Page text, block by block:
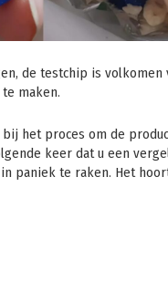
de testchip is
maken.
het proces om de
keer dat u een
paniek te raken. Het